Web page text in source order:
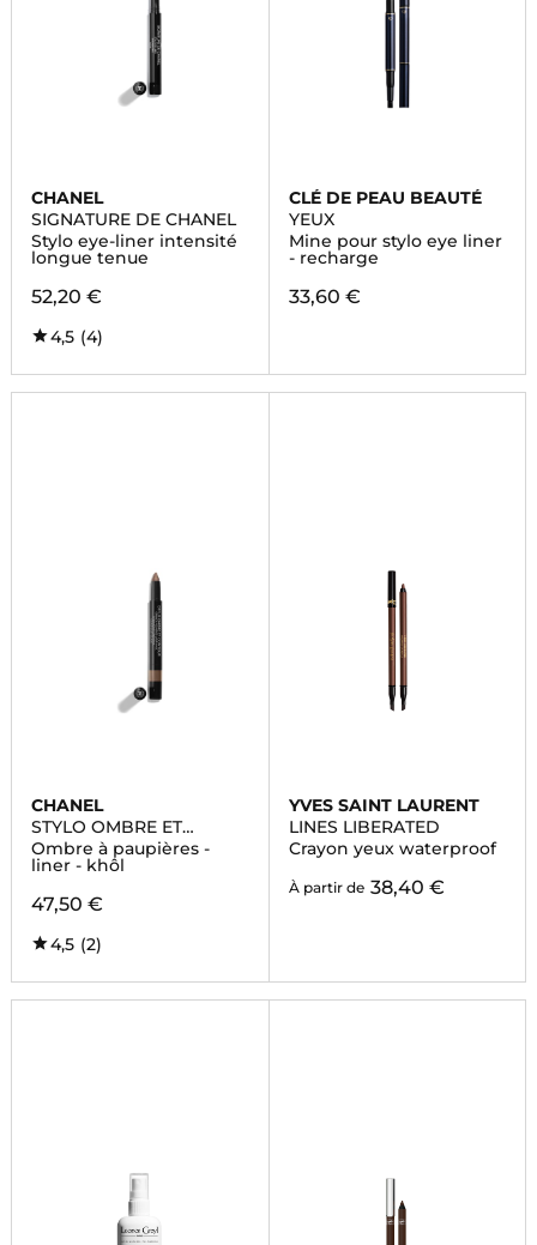
CHANEL
SIGNATURE DE CHANEL
Stylo eye-liner intensité
longue tenue
52,20 €
4,5 (4)
CLÉ DE PEAU BEAUTÉ
YEUX
Mine pour stylo eye liner
- recharge
33,60 €
CHANEL
STYLO OMBRE ET
CONTOUR
Ombre à paupières -
liner - khôl
47,50 €
4,5 (2)
YVES SAINT LAURENT
LINES LIBERATED
Crayon yeux waterproof
À partir de 38,40 €